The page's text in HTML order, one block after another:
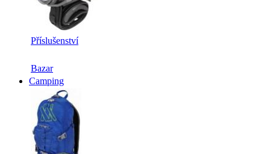
Příslušenství
Bazar
Camping